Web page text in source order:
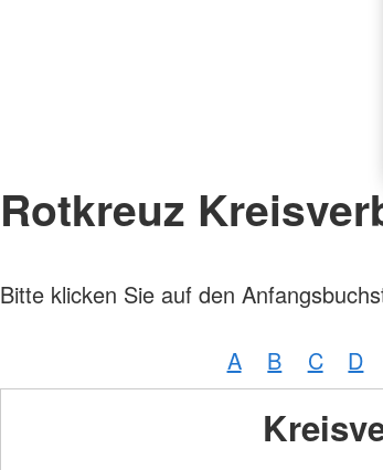
Rotkreuz
Bitte klicken Sie auf den
A B C D